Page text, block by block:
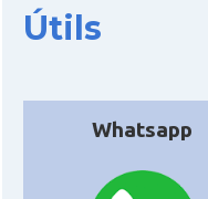
Útils
Whatsapp